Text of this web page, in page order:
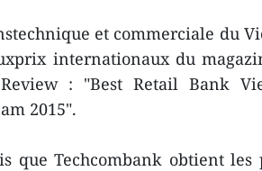
et commerciale du
internationaux du
: "Best Retail Bank
2015".
que Techcombank obtient les